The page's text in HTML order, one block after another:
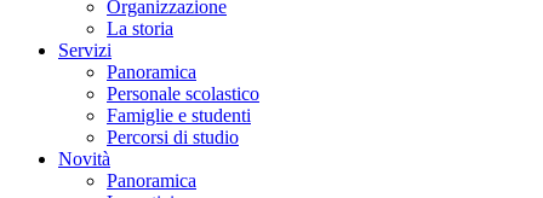
Organizzazione
La storia
Servizi
Panoramica
Personale scolastico
Famiglie e studenti
Percorsi di studio
Novità
Panoramica